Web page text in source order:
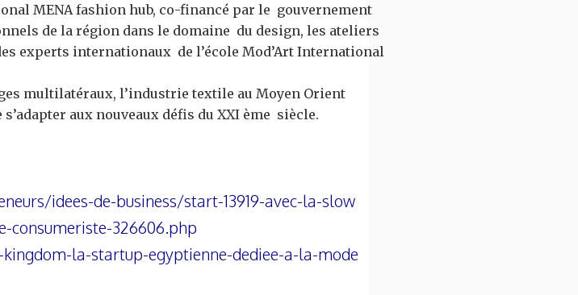
MENA fashion hub, co-financé par le gouvernement
de la région dans le domaine du design, les ateliers
experts internationaux de l’école Mod’Art International
multilatéraux, l’industrie textile au Moyen Orient
aux nouveaux défis du XXI ème siècle.
idees-de-business/start-13919-avec-la-slow
consumeriste-326606.php
la-startup-egyptienne-dediee-a-la-mode